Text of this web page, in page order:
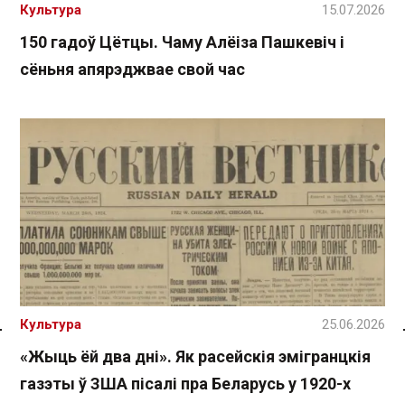
Спасылка без VPN
150 гадоў Цётцы. Чаму Алёіза Пашкевіч і
сёньня апярэджвае свой час
Культура 15.07.2026
«Жыць ёй два дні». Як расейскія эмігранцкія
газэты ў ЗША пісалі пра Беларусь у 1920-х
Культура 25.06.2026